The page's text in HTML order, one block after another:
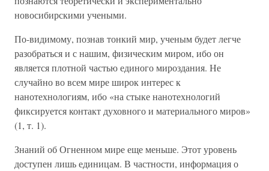
новосибирскими учеными.
По-видимому, познав тонкий мир, ученым будет легче
разобраться и с нашим, физическим миром, ибо он
является плотной частью единого мироздания. Не
случайно во всем мире широк интерес к
нанотехнологиям, ибо «на стыке нанотехнологий
фиксируется контакт духовного и материального миров»
(1, т. 1).
Знаний об Огненном мире еще меньше. Этот уровень
доступен лишь единицам. В частности, информация о